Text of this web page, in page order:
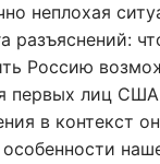
неплохая
разъяснений:
Россию
первых лиц
в контекст